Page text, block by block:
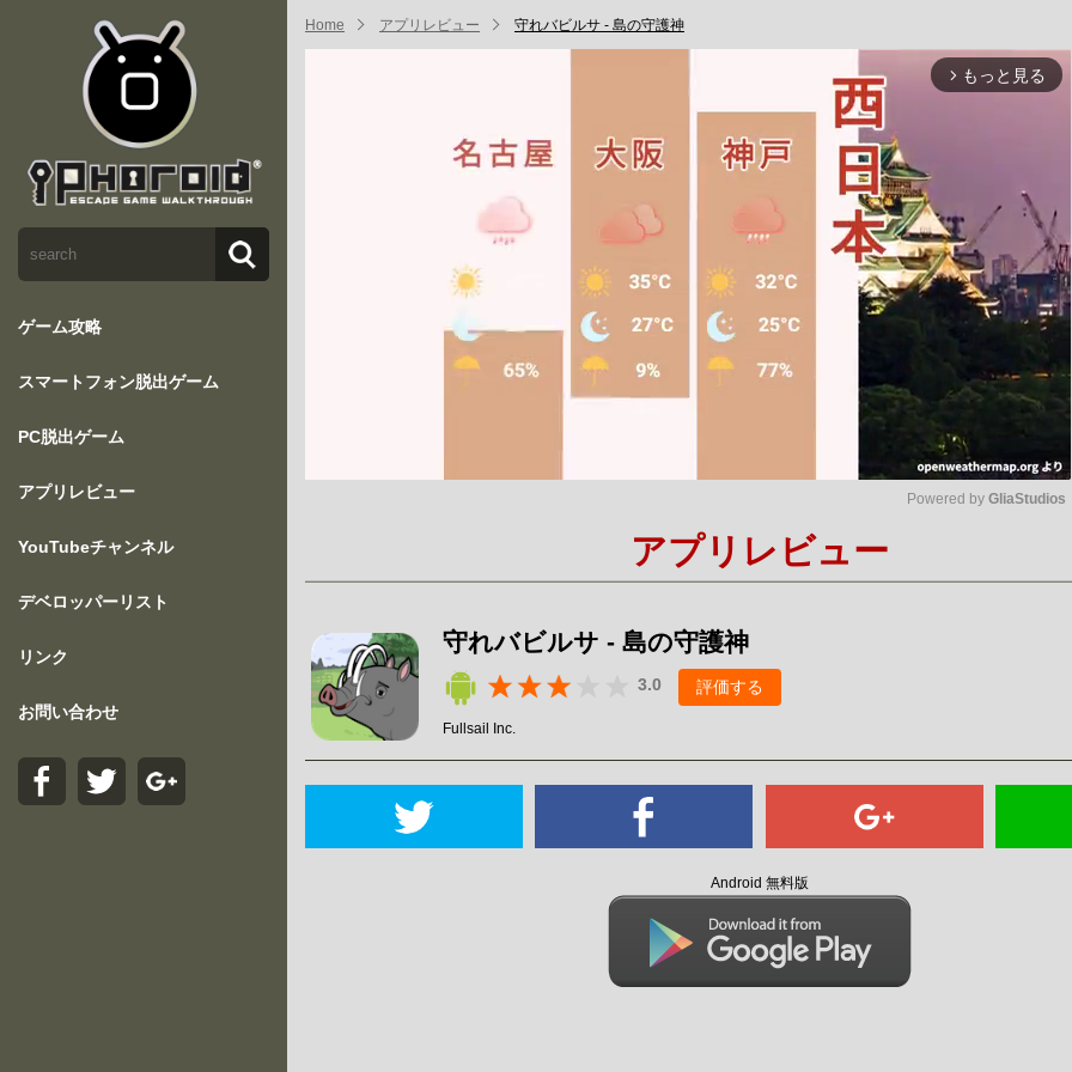
ゲーム攻略
スマートフォン脱出ゲーム
PC脱出ゲーム
アプリレビュー
YouTubeチャンネル
デベロッパーリスト
リンク
お問い合わせ
Home アプリレビュー 守れバビルサ - 島の守護神
arrow_forward_ios もっと見る
Powered by GliaStudios
アプリレビュー
守れバビルサ - 島の守護神
3.0 評価する
Fullsail Inc.
Android 無料版